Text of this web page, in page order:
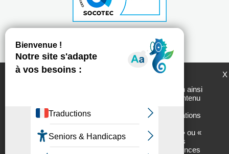
Plan du site
Mentions légales
Politique de protection des données personnelles
Chartes d'utilisation des réseaux sociaux
X
LogemLoiret et ses partenaires utilisent des
fréquentation du site utiles à son amélioration ainsi
que pour vous permettre de partager son contenu
sur les réseaux sociaux. En cliquant sur «
Personnaliser » vous accèderez aux informations
cookies utilisés et vous pourrez « Autoriser » ou «
Interdire » leur usage finalité par finalité. Vous
pourrez, à tout moment, modifier vos préférences